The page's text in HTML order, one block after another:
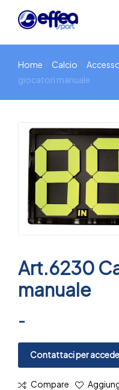
Home Calcio
giocatori manuale
Art.6230
manuale
-
Contattaci per
Compare